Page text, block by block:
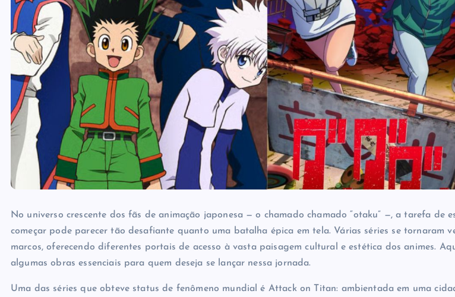
No universo crescente dos fãs de animação japonesa — o chamado chamado “otaku” —, a tarefa de
começar pode parecer tão desafiante quanto uma batalha épica em tela. Várias séries se tornaram
marcos, oferecendo diferentes portais de acesso à vasta paisagem cultural e estética dos animes.
algumas obras essenciais para quem deseja se lançar nessa jornada.
Uma das séries que obteve status de fenômeno mundial é Attack on Titan: ambientada em uma